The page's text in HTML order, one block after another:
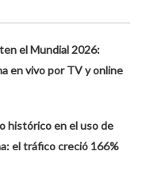
el Mundial 2026:
en vivo por TV y online
histórico en el uso de
el tráfico creció 166%